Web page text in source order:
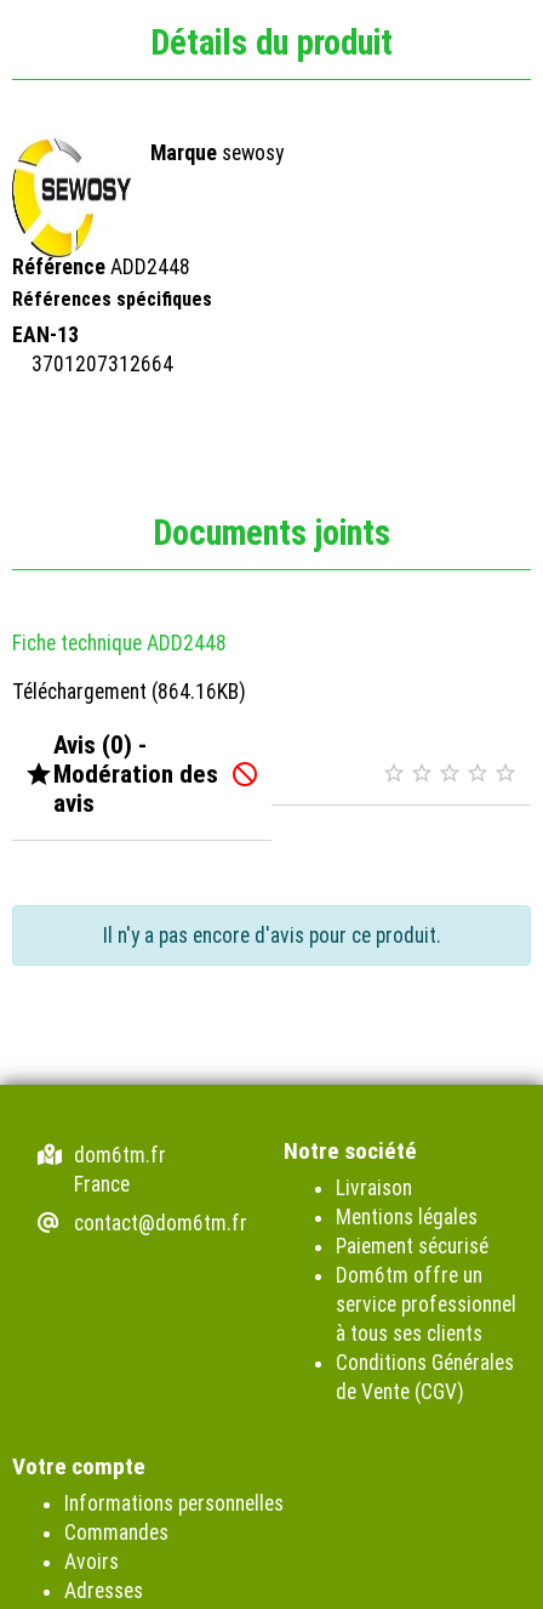
Détails du produit
Marque sewosy
Référence ADD2448
Références spécifiques
EAN-13
3701207312664
Documents joints
Fiche technique ADD2448
Téléchargement (864.16KB)

Avis (0) -
Modération des
avis
     
Il n'y a pas encore d'avis pour ce produit.
dom6tm.fr
France
contact@dom6tm.fr
Notre société
Livraison
Mentions légales
Paiement sécurisé
Dom6tm offre un
service professionnel
à tous ses clients
Conditions Générales
de Vente (CGV)
Votre compte
Informations personnelles
Commandes
Avoirs
Adresses